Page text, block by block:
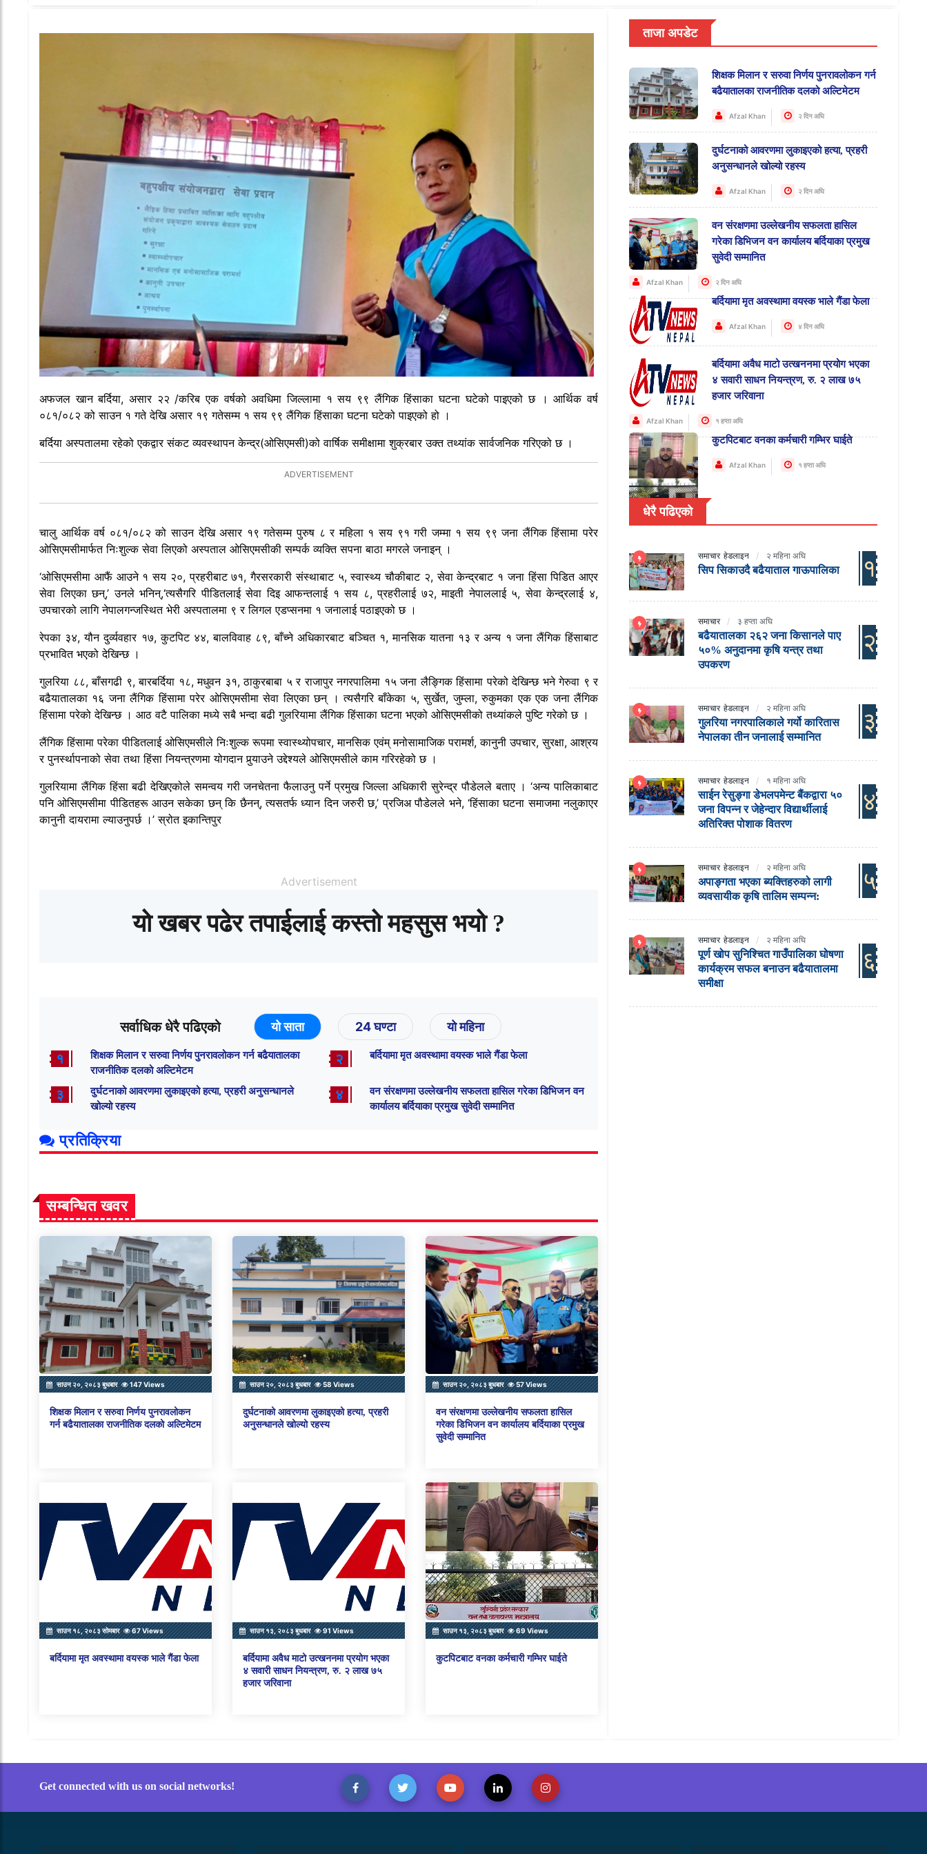
अफजल खान बर्दिया, असार २२ /करिब एक वर्षको अवधिमा जिल्लामा १ सय ९९ लैंगिक हिंसाका घटना घटेको पाइएको छ । आर्थिक वर्ष
०८१/०८२ को साउन १ गते देखि असार १९ गतेसम्म १ सय ९९ लैंगिक हिंसाका घटना घटेको पाइएको हो ।
बर्दिया अस्पतालमा रहेको एकद्वार संकट व्यवस्थापन केन्द्र(ओसिएमसी)को वार्षिक समीक्षामा शुक्रबार उक्त तथ्यांक सार्वजनिक गरिएको छ ।
चालु आर्थिक वर्ष ०८१/०८२ को साउन देखि असार १९ गतेसम्म पुरुष ८ र महिला १ सय ९१ गरी जम्मा १ सय ९९ जना लैंगिक हिंसामा परेर
ओसिएमसीमार्फत निःशुल्क सेवा लिएको अस्पताल ओसिएमसीकी सम्पर्क व्यक्ति सपना बाठा मगरले जनाइन् ।
‘ओसिएमसीमा आफैं आउने १ सय २०, प्रहरीबाट ७१, गैरसरकारी संस्थाबाट ५, स्वास्थ्य चौकीबाट २, सेवा केन्द्रबाट १ जना हिंसा पिडित आएर
सेवा लिएका छन्,’ उनले भनिन्,‘त्यसैगरि पीडितलाई सेवा दिइ आफन्तलाई १ सय ८, प्रहरीलाई ७२, माइती नेपाललाई ५, सेवा केन्द्रलाई ४,
उपचारको लागि नेपालगन्जस्थित भेरी अस्पतालमा ९ र लिगल एडप्सनमा १ जनालाई पठाइएको छ ।
रेपका ३४, यौन दुर्व्यवहार १७, कुटपिट ४४, बालविवाह ८९, बाँच्ने अधिकारबाट बञ्चित १, मानसिक यातना १३ र अन्य १ जना लैंगिक हिंसाबाट
प्रभावित भएको देखिन्छ ।
गुलरिया ८८, बाँसगढी ९, बारबर्दिया १८, मधुवन ३१, ठाकुरबाबा ५ र राजापुर नगरपालिमा १५ जना लैङ्गिक हिंसामा परेको देखिन्छ भने गेरुवा ९ र
बढैयातालका १६ जना लैंगिक हिंसामा परेर ओसिएमसीमा सेवा लिएका छन् । त्यसैगरि बाँकेका ५, सुर्खेत, जुम्ला, रुकुमका एक एक जना लैंगिक
हिंसामा परेको देखिन्छ । आठ वटै पालिका मध्ये सबै भन्दा बढी गुलरियामा लैंगिक हिंसाका घटना भएको ओसिएमसीको तथ्यांकले पुष्टि गरेको छ ।
लैंगिक हिंसामा परेका पीडितलाई ओसिएमसीले निःशुल्क रूपमा स्वास्थ्योपचार, मानसिक एवंम् मनोसामाजिक परामर्श, कानुनी उपचार, सुरक्षा, आश्रय
र पुनर्स्थापनाको सेवा तथा हिंसा नियन्त्रणमा योगदान पुर्‍याउने उद्देश्यले ओसिएमसीले काम गरिरहेको छ ।
गुलरियामा लैंगिक हिंसा बढी देखिएकोले समन्वय गरी जनचेतना फैलाउनु पर्ने प्रमुख जिल्ला अधिकारी सुरेन्द्र पौडेलले बताए । ‘अन्य पालिकाबाट
पनि ओसिएमसीमा पीडितहरू आउन सकेका छन् कि छैनन्, त्यसतर्फ ध्यान दिन जरुरी छ,’ प्रजिअ पौडेलले भने, ‘हिंसाका घटना समाजमा नलुकाएर
कानुनी दायरामा ल्याउनुपर्छ ।’ स्रोत इकान्तिपुर
Advertisement
यो खबर पढेर तपाईलाई कस्तो महसुस भयो ?
सर्वाधिक धेरै पढिएको यो साता 24 घण्टा यो महिना
१
शिक्षक मिलान र सरुवा निर्णय पुनरावलोकन गर्न बढैयातालका
राजनीतिक दलको अल्टिमेटम
२ बर्दियामा मृत अवस्थामा वयस्क भाले गैंडा फेला
३
दुर्घटनाको आवरणमा लुकाइएको हत्या, प्रहरी अनुसन्धानले
खोल्यो रहस्य
४
वन संरक्षणमा उल्लेखनीय सफलता हासिल गरेका डिभिजन वन
कार्यालय बर्दियाका प्रमुख सुवेदी सम्मानित
प्रतिक्रिया
सम्बन्धित खवर
साउन २०, २०८३ बुधबार 147 Views
शिक्षक मिलान र सरुवा निर्णय पुनरावलोकन
गर्न बढैयातालका राजनीतिक दलको अल्टिमेटम
साउन २०, २०८३ बुधबार 58 Views
दुर्घटनाको आवरणमा लुकाइएको हत्या, प्रहरी
अनुसन्धानले खोल्यो रहस्य
साउन २०, २०८३ बुधबार 57 Views
वन संरक्षणमा उल्लेखनीय सफलता हासिल
गरेका डिभिजन वन कार्यालय बर्दियाका प्रमुख
सुवेदी सम्मानित
साउन १८, २०८३ सोमबार 67 Views
बर्दियामा मृत अवस्थामा वयस्क भाले गैंडा फेला
साउन १३, २०८३ बुधबार 91 Views
बर्दियामा अवैध माटो उत्खननमा प्रयोग भएका
४ सवारी साधन नियन्त्रण, रु. २ लाख ७५
हजार जरिवाना
साउन १३, २०८३ बुधबार 69 Views
कुटपिटबाट वनका कर्मचारी गम्भिर घाईते
ताजा अपडेट
शिक्षक मिलान र सरुवा निर्णय पुनरावलोकन गर्न
बढैयातालका राजनीतिक दलको अल्टिमेटम
Afzal Khan २ दिन अघि
दुर्घटनाको आवरणमा लुकाइएको हत्या, प्रहरी
अनुसन्धानले खोल्यो रहस्य
Afzal Khan २ दिन अघि
वन संरक्षणमा उल्लेखनीय सफलता हासिल
गरेका डिभिजन वन कार्यालय बर्दियाका प्रमुख
सुवेदी सम्मानित
Afzal Khan २ दिन अघि
बर्दियामा मृत अवस्थामा वयस्क भाले गैंडा फेला
Afzal Khan ४ दिन अघि
बर्दियामा अवैध माटो उत्खननमा प्रयोग भएका
४ सवारी साधन नियन्त्रण, रु. २ लाख ७५
हजार जरिवाना
Afzal Khan १ हप्ता अघि
कुटपिटबाट वनका कर्मचारी गम्भिर घाईते
Afzal Khan १ हप्ता अघि
धेरै पढिएको
समाचार हेडलाइन २ महिना अघि
सिप सिकाउदै बढैयाताल गाऊपालिका १
समाचार ३ हप्ता अघि
बढैयातालका २६२ जना किसानले पाए
५०% अनुदानमा कृषि यन्त्र तथा
उपकरण
२
समाचार हेडलाइन २ महिना अघि
गुलरिया नगरपालिकाले गर्यो कारितास
नेपालका तीन जनालाई सम्मानित
३
समाचार हेडलाइन १ महिना अघि
साईन रेसुङ्गा डेभलपमेन्ट बैंकद्वारा ५०
जना विपन्न र जेहेन्दार विद्यार्थीलाई
अतिरिक्त पोशाक वितरण
४
समाचार हेडलाइन २ महिना अघि
अपाङ्गता भएका ब्यक्तिहरुको लागी
व्यवसायीक कृषि तालिम सम्पन्न:
५
समाचार हेडलाइन २ महिना अघि
पूर्ण खोप सुनिश्चित गाउँपालिका घोषणा
कार्यक्रम सफल बनाउन बढैयातालमा
समीक्षा
६
Get connected with us on social networks!